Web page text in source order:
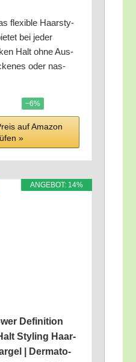
fle­xi­ble Haar­sty­
bei jeder
Halt ohne Aus­
oder nas­
−6%
auf Ama­zon
»
ANGE­BOT: 14%
Defi­ni­ti­on
Sty­ling Haar­
| Der­ma­to­